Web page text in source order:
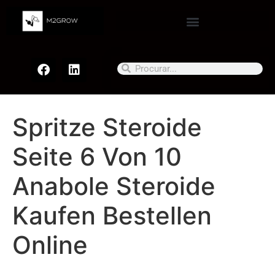
Spritze Steroide
Seite 6 Von 10
Anabole Steroide
Kaufen Bestellen
Online